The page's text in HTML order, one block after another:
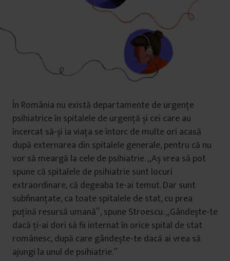
În România nu există departamente de urgențe
psihiatrice în spitalele de urgență și cei care au
încercat să-și ia viața se întorc de multe ori acasă
după externarea din spitalele generale, pentru că nu
vor să meargă la cele de psihiatrie. „Aș vrea să pot
spune că spitalele de psihiatrie sunt locuri
extraordinare, că degeaba te-ai temut. Dar sunt
subfinanțate, ca toate spitalele de stat, cu prea
puțină resursă umană”, spune Stroescu. „Gândește-te
dacă ți-ai dori să fii internat în orice spital de stat
românesc, după care gândește-te dacă ai vrea să
ajungi la unul de psihiatrie.”